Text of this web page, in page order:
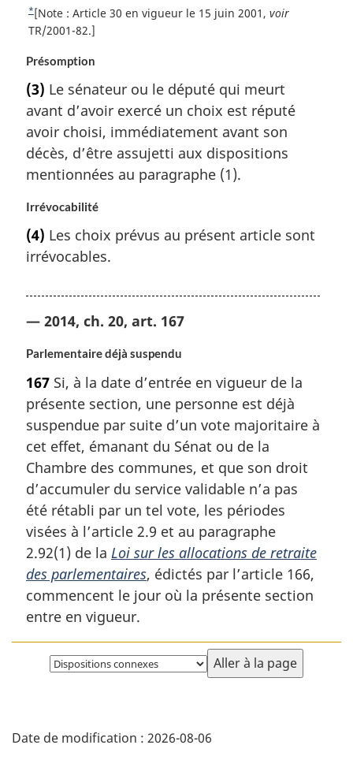
c
e
e
l
a
o
t
e
e
b
a
s
e
g
d
e
a
g
e
R
e
o
u
r
à
l
a
r
f
r
e
d
l
a
o
t
e
d
e
b
a
s
d
e
p
a
g
*[Note : Article 30 en vigueur le 15 juin 2001, voir
TR/2001-82.]
Présomption
(3) Le sénateur ou le député qui meurt
avant d’avoir exercé un choix est réputé
avoir choisi, immédiatement avant son
décès, d’être assujetti aux dispositions
mentionnées au paragraphe (1).
Irrévocabilité
(4) Les choix prévus au présent article sont
irrévocables.
— 2014, ch. 20, art. 167
Parlementaire déjà suspendu
167 Si, à la date d’entrée en vigueur de la
présente section, une personne est déjà
suspendue par suite d’un vote majoritaire à
cet effet, émanant du Sénat ou de la
Chambre des communes, et que son droit
d’accumuler du service validable n’a pas
été rétabli par un tel vote, les périodes
visées à l’article 2.9 et au paragraphe
2.92(1) de la Loi sur les allocations de retraite
des parlementaires, édictés par l’article 166,
commencent le jour où la présente section
entre en vigueur.
Choisissez
la
é
Date de modification : 2026-08-06